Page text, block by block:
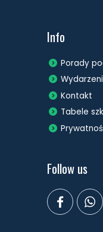
Info
Porady
Kontakt
Tabele
Follow us